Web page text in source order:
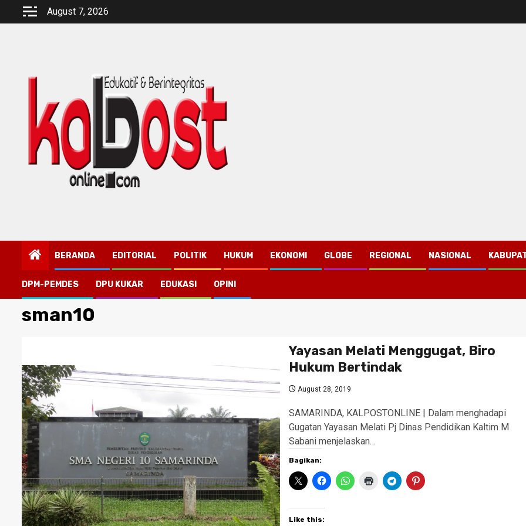
August 7, 2026
BERANDA EDITORIAL POLITIK HUKUM EKONOMI GLOBE REGIONAL NASIONAL
DPM-PEMDES DPU KUKAR EDUKASI OPINI
sman10
Yayasan Melati Menggugat, Biro
Hukum Bertindak
August 28, 2019
SAMARINDA, KALPOSTONLINE | Dalam menghadapi
Gugatan Yayasan Melati Pj Dinas Pendidikan Kaltim M
Sabani menjelaskan…
Bagikan:
Like this: